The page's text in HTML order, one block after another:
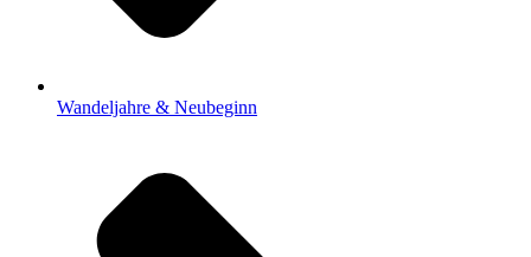
Wandeljahre & Neubeginn